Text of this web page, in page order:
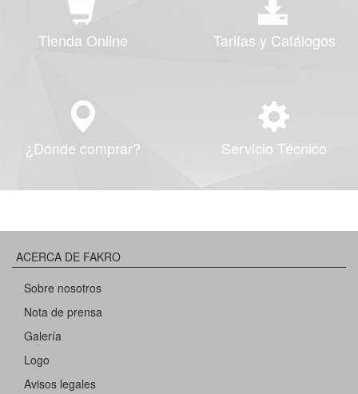
Tienda Online Tarifas y Catálogos
¿Dónde comprar? Servicio Técnico
ACERCA DE FAKRO
Sobre nosotros
Nota de prensa
Galería
Logo
Avisos legales